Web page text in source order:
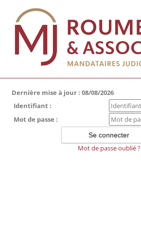
Dernière mise à jour : 08/08/2026
Identifiant :
Mot de passe :
Mot de passe oublié ?